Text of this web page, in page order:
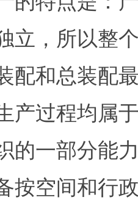
立，所以整
配和总装配
产过程均属
的一部分能
按空间和行